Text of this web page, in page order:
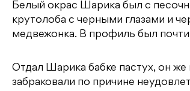
Белый окрас Шарика был с
крутолоба с черными глазами и
медвежонка. В профиль был
Отдал Шарика бабке пастух, он же
забраковали по причине